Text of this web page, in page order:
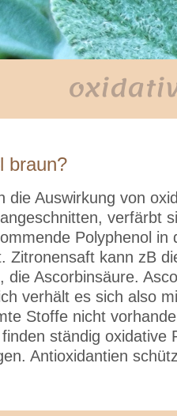
braun?
die Auswirkung von
verfärbt
Polyphenol
Zitronensaft kann zB
die Ascorbinsäure.
verhält es sich also
Stoffe nicht
ständig
Antioxidantien